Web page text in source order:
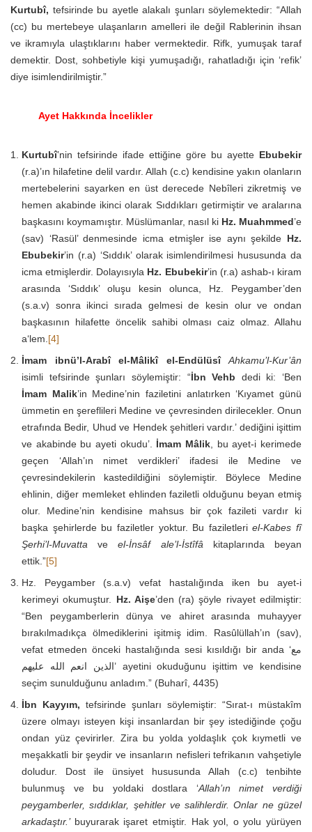
Kurtubî, tefsirinde bu ayetle alakalı şunları söylemektedir: “Allah
(cc) bu mertebeye ulaşanların amelleri ile değil Rablerinin ihsan
ve ikramıyla ulaştıklarını haber vermektedir. Rifk, yumuşak taraf
demektir. Dost, sohbetiyle kişi yumuşadığı, rahatladığı için ‘refik’
diye isimlendirilmiştir.”
Ayet Hakkında İncelikler
Kurtubî’nin tefsirinde ifade ettiğine göre bu ayette Ebubekir
(r.a)’ın hilafetine delil vardır. Allah (c.c) kendisine yakın olanların
mertebelerini sayarken en üst derecede Nebîleri zikretmiş ve
hemen akabinde ikinci olarak Sıddıkları getirmiştir ve aralarına
başkasını koymamıştır. Müslümanlar, nasıl ki Hz. Muahmmed’e
(sav) ‘Rasül’ denmesinde icma etmişler ise aynı şekilde Hz.
Ebubekir’in (r.a) ‘Sıddık’ olarak isimlendirilmesi hususunda da
icma etmişlerdir. Dolayısıyla Hz. Ebubekir’in (r.a) ashab-ı kiram
arasında ‘Sıddık’ oluşu kesin olunca, Hz. Peygamber’den
(s.a.v) sonra ikinci sırada gelmesi de kesin olur ve ondan
başkasının hilafette öncelik sahibi olması caiz olmaz. Allahu
a‘lem. [4]
İmam ibnü’l-Arabî el-Mâlikî el-Endülüsî
Ahkamu’l-Kur’ân
isimli tefsirinde şunları söylemiştir: “İbn Vehb dedi ki: ‘Ben
İmam Malik’in Medine’nin faziletini anlatırken ‘Kıyamet günü
ümmetin en şereflileri Medine ve çevresinden dirilecekler. Onun
etrafında Bedir, Uhud ve Hendek şehitleri vardır.’ dediğini işittim
ve akabinde bu ayeti okudu’. İmam Mâlik , bu ayet-i kerimede
geçen ‘Allah’ın nimet verdikleri’ ifadesi ile Medine ve
çevresindekilerin kastedildiğini söylemiştir. Böylece Medine
ehlinin, diğer memleket ehlinden faziletli olduğunu beyan etmiş
olur. Medine’nin kendisine mahsus bir çok fazileti vardır ki
başka şehirlerde bu faziletler yoktur. Bu faziletleriel-Kabes fî
Şerhi’l-Muvattaveel-İnsâf ale’l-İstîfâ kitaplarında beyan
ettik.”[5]
Hz. Peygamber (s.a.v) vefat hastalığında iken bu ayet-i
kerimeyi okumuştur. Hz. Aişe’den (ra) şöyle rivayet edilmiştir:
“Ben peygamberlerin dünya ve ahiret arasında muhayyer
bırakılmadıkça ölmediklerini işitmiş idim. Rasûlüllah’ın (sav),
vefat etmeden önceki hastalığında sesi kısıldığı bir anda ‘مع
الذين انعم الله عليهم’ ayetini okuduğunu işittim ve kendisine
seçim sunulduğunu anladım.” (Buharî, 4435)
İbn Kayyım, tefsirinde şunları söylemiştir: “Sırat-ı müstakîm
üzere olmayı isteyen kişi insanlardan bir şey istediğinde çoğu
ondan yüz çevirirler. Zira bu yolda yoldaşlık çok kıymetli ve
meşakkatli bir şeydir ve insanların nefisleri tefrikanın vahşetiyle
doludur. Dost ile ünsiyet hususunda Allah (c.c) tenbihte
bulunmuş ve bu yoldaki dostlara ‘Allah’ın nimet verdiği
peygamberler, sıddıklar, şehitler ve salihlerdir. Onlar ne güzel
arkadaştır.’ buyurarak işaret etmiştir. Hak yol, o yolu yürüyen